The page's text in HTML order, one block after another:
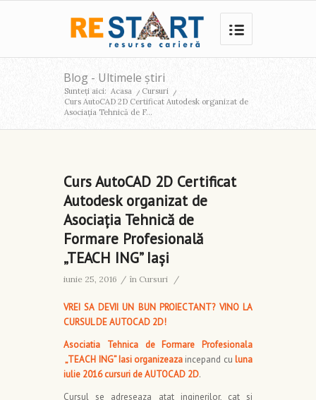
Blog - Ultimele știri
Sunteți aici: Acasa / Cursuri /
Curs AutoCAD 2D Certificat Autodesk organizat de
Asociația Tehnică de F...
Curs AutoCAD 2D Certificat
Autodesk organizat de
Asociația Tehnică de
Formare Profesională
„TEACH ING” Iași
iunie 25, 2016 / în Cursuri /
VREI SA DEVII UN BUN PROIECTANT? VINO LA
CURSUL DE AUTOCAD 2D!
Asociatia Tehnica de Formare Profesionala
„TEACH ING” Iasi organizeaza incepand culuna
iulie 2016 cursuri de AUTOCAD 2D.
Cursul se adreseaza atat inginerilor, cat si